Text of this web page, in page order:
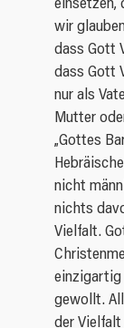
wir
dass Gott
dass Gott
nur als
Mutter
„Gottes
nicht
nichts
Vielfalt.
gewollt.
der